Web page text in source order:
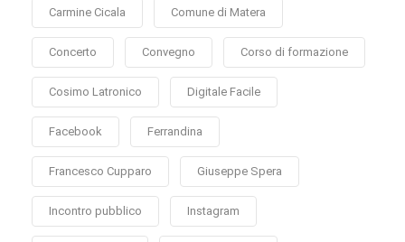
Carmine Cicala Comune di Matera
Concerto Convegno Corso di formazione
Cosimo Latronico Digitale Facile
Facebook Ferrandina
Francesco Cupparo Giuseppe Spera
Incontro pubblico Instagram